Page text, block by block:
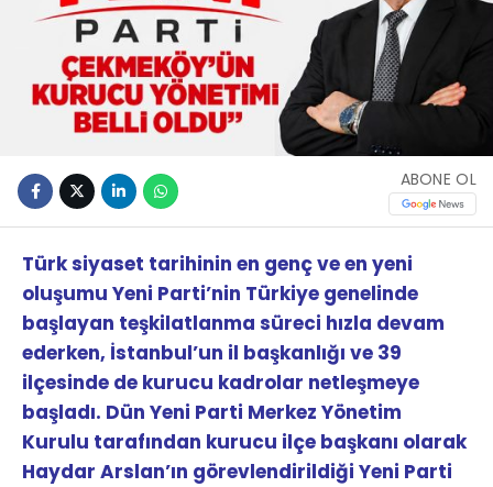
ABONE OL
Türk siyaset tarihinin en genç ve en yeni
oluşumu Yeni Parti’nin Türkiye genelinde
başlayan teşkilatlanma süreci hızla devam
ederken, İstanbul’un il başkanlığı ve 39
ilçesinde de kurucu kadrolar netleşmeye
başladı. Dün Yeni Parti Merkez Yönetim
Kurulu tarafından kurucu ilçe başkanı olarak
Haydar Arslan’ın görevlendirildiği Yeni Parti